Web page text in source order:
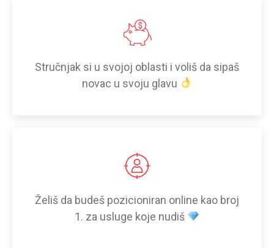
Stručnjak si u svojoj oblasti i voliš da sipaš
novac u svoju glavu
Želiš da budeš pozicioniran online kao broj
1. za usluge koje nudiš